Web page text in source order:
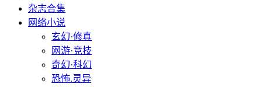
杂志合集
网络小说
玄幻·修真
网游·竞技
奇幻·科幻
恐怖.灵异